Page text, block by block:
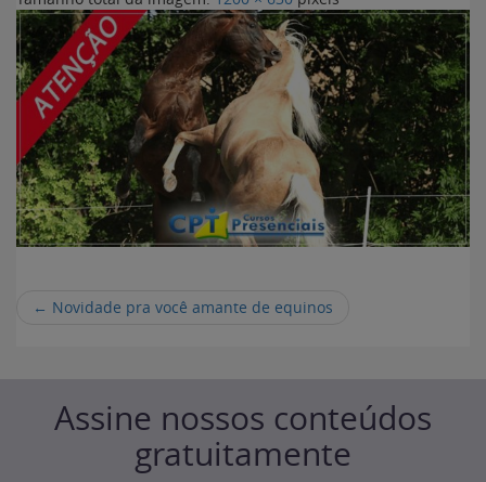
← Novidade pra você amante de equinos
Assine nossos conteúdos
gratuitamente